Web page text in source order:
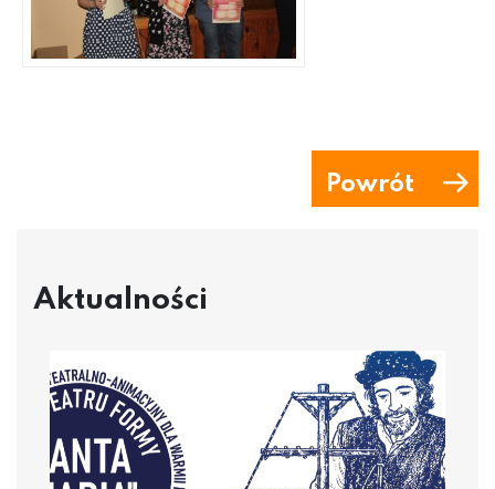
Powrót
Aktualności